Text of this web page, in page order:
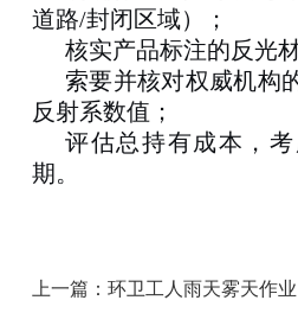
道路/封闭区域）；
核实产品标注的反光
索要并核对权威机构
反射系数值；
评估总持有成本 ，
期。
上一篇： 环卫工人雨天雾天作